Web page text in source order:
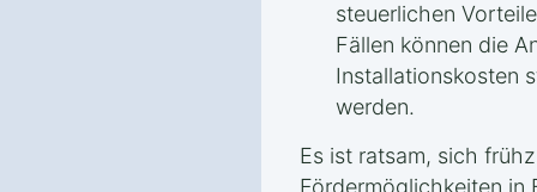
steuerlichen
Fällen können die
Installationskosten
werden.
Es ist ratsam, sich
Fördermöglichkeiten in